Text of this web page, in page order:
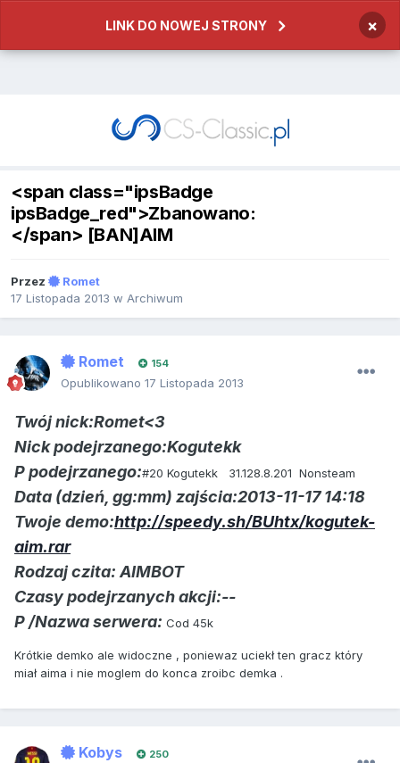
LINK DO NOWEJ STRONY ×
<span class="ipsBadge
ipsBadge_red">Zbanowano:
</span> [BAN]AIM
Przez
Romet
17 Listopada 2013 w Archiwum
Romet 154
Opublikowano 17 Listopada 2013
Twój nick:Romet<3
Nick podejrzanego:Kogutekk
P podejrzanego:#20 Kogutekk 31.128.8.201 Nonsteam
Data (dzień, gg:mm) zajścia:2013-11-17 14:18
Twoje demo:http://speedy.sh/BUhtx/kogutek-
aim.rar
Rodzaj czita: AIMBOT
Czasy podejrzanych akcji:--
P /Nazwa serwera: Cod 45k
Krótkie demko ale widoczne , poniewaz uciekł ten gracz który
miał aima i nie moglem do konca zroibc demka .
Kobys 250